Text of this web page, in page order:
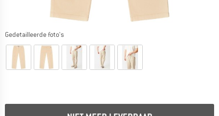
Gedetailleerde foto's